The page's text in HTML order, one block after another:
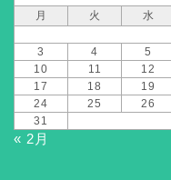
月
火 水
3
4 5
10
11 12
17
18 19
24
25 26
31
« 2月